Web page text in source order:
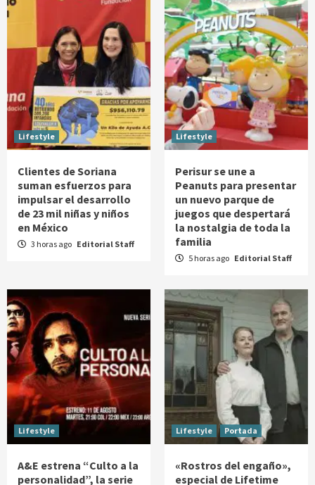
Lifestyle
Clientes de Soriana
suman esfuerzos para
impulsar el desarrollo
de 23 mil niñas y niños
en México
3 horas ago Editorial Staff
Lifestyle
Perisur se une a
Peanuts para presentar
un nuevo parque de
juegos que despertará
la nostalgia de toda la
familia
5 horas ago Editorial Staff
Lifestyle
A&E estrena “Culto a la
personalidad”, la serie
Lifestyle Portada
«Rostros del engaño»,
especial de Lifetime